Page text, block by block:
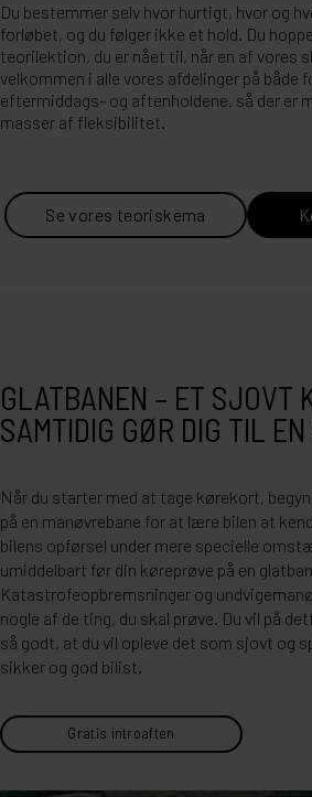
Du bestemmer selv hvor hurtigt, hvor og
forløbet, og du følger ikke et hold. Du
teorilektion, du er nået til, når en af vores
velkommen i alle vores afdelinger på både
eftermiddags- og aftenholdene, så der er
masser af fleksibilitet.
Se vores teoriskema
GLATBANEN – ET SJOVT
SAMTIDIG GØR DIG TIL
Når du starter med at tage kørekort,
på en manøvrebane for at lære bilen at
bilens opførsel under mere specielle
umiddelbart før din køreprøve på en
Katastrofeopbremsninger og
nogle af de ting, du skal prøve. Du vil på
så godt, at du vil opleve det som sjovt og
sikker og god bilist.
Gratis introaften